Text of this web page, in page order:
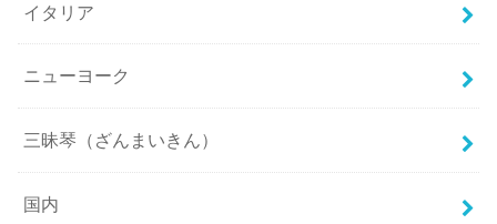
イタリア
ニューヨーク
三昧琴（ざんまいきん）
国内